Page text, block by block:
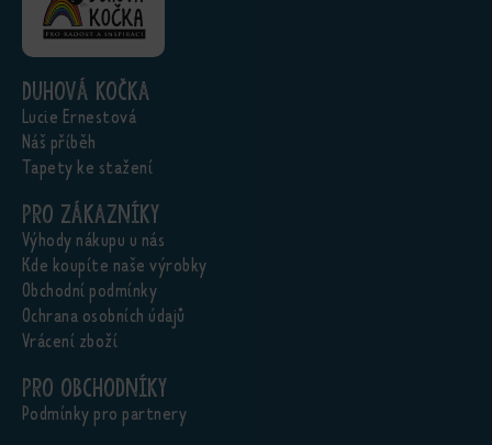
Duhová kočka
Lucie Ernestová
Náš příběh
Tapety ke stažení
Pro zákazníky
Výhody nákupu u nás
Kde koupíte naše výrobky
Obchodní podmínky
Ochrana osobních údajů
Vrácení zboží
Pro obchodníky
Podmínky pro partnery